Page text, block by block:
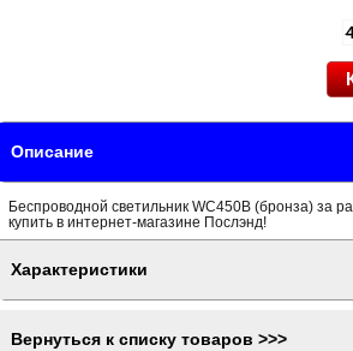
Описание
Беспроводной светильник WC450B (бронза) за
купить в интернет-магазине Послэнд!
Характеристики
Вернуться к списку товаров >>>